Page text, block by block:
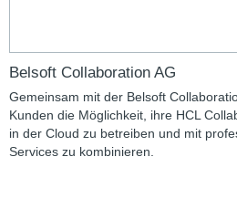
Belsoft Collaboration AG
Gemeinsam mit der Belsoft
Kunden die Möglichkeit, ihre HCL
in der Cloud zu betreiben und mit
Services zu kombinieren.